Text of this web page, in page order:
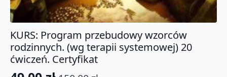
KURS: Program przebudowy wzorców
rodzinnych. (wg terapii systemowej) 20
ćwiczeń. Certyfikat